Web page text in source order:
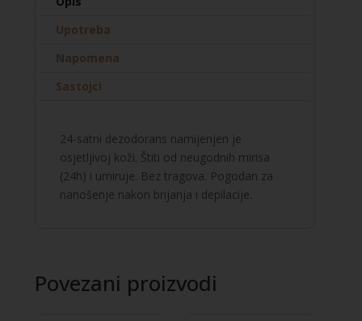
Upotreba
Napomena
Sastojci
24-satni dezodorans namijenjen je
osjetljivoj koži. Štiti od neugodnih mirisa
(24h) i umiruje. Bez tragova. Pogodan za
nanošenje nakon brijanja i depilacije.
Povezani proizvodi